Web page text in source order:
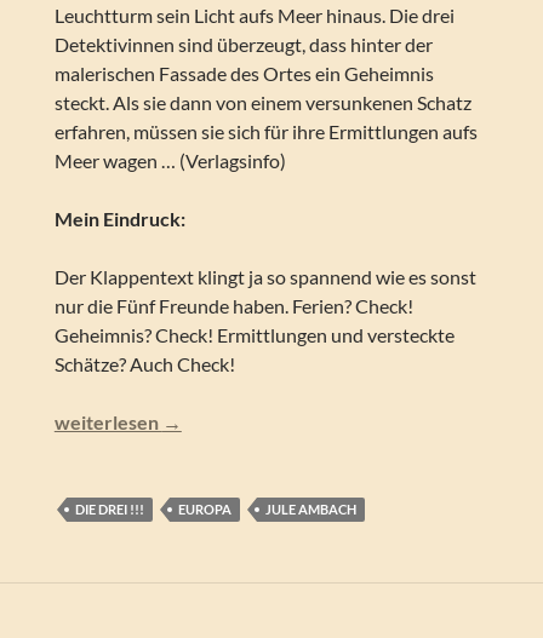
Leuchtturm sein Licht aufs Meer hinaus. Die drei
Detektivinnen sind überzeugt, dass hinter der
malerischen Fassade des Ortes ein Geheimnis
steckt. Als sie dann von einem versunkenen Schatz
erfahren, müssen sie sich für ihre Ermittlungen aufs
Meer wagen … (Verlagsinfo)
Mein Eindruck:
Der Klappentext klingt ja so spannend wie es sonst
nur die Fünf Freunde haben. Ferien? Check!
Geheimnis? Check! Ermittlungen und versteckte
Schätze? Auch Check!
Die drei !!! – Unheimliches Meeresleuchten (Folge 94)
weiterlesen →
DIE DREI !!! EUROPA JULE AMBACH